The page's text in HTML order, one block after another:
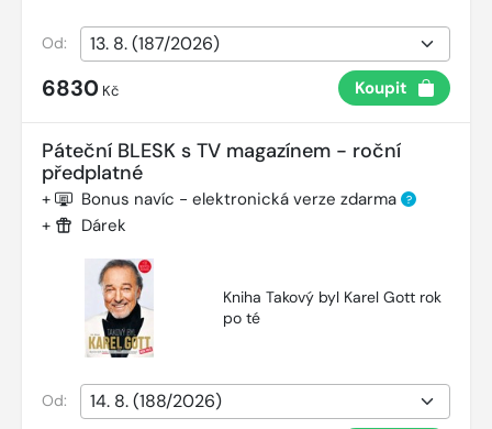
Od:
6830 Kč Koupit
Páteční BLESK s TV magazínem - roční
předplatné
+ Bonus navíc - elektronická verze zdarma ?
+ Dárek
Kniha Takový byl Karel Gott rok
po té
Od: